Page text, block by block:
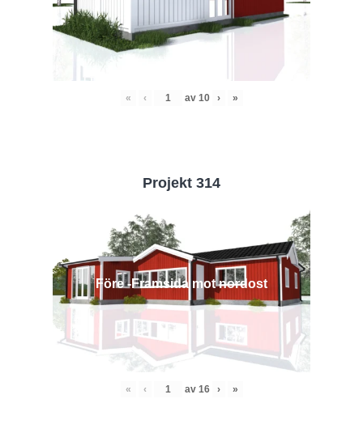
« ‹ av 10 › »
Projekt 314
Före -Framsida mot nordost
« ‹ av 16 › »